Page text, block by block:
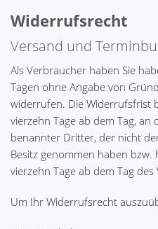
Widerrufsrecht
Versand und
Als Verbraucher haben Sie
Tagen ohne Angabe von
widerrufen. Die Widerrufsfrist
vierzehn Tage ab dem Tag, an
benannter Dritter, der nicht
Besitz genommen haben
vierzehn Tage ab dem Tag
Um Ihr Widerrufsrecht